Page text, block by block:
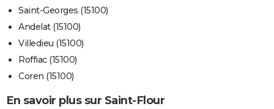
Saint-Georges (15100)
Andelat (15100)
Villedieu (15100)
Roffiac (15100)
Coren (15100)
En savoir plus sur Saint-Flour